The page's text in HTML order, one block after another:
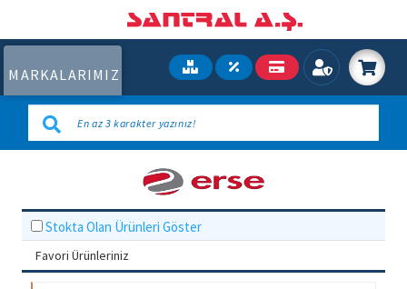
MARKALARIMIZ
Stokta Olan Ürünleri Göster
Favori Ürünleriniz